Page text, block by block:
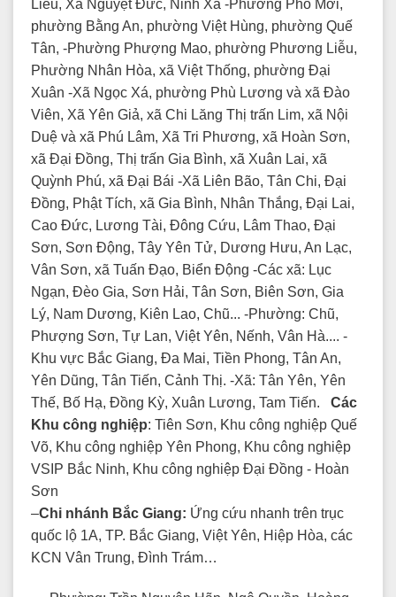
Liễu, Xã Nguyệt Đức, Ninh Xá -Phường Phố Mới,
phường Bằng An, phường Việt Hùng, phường Quế
Tân, -Phường Phượng Mao, phường Phương Liễu,
Phường Nhân Hòa, xã Việt Thống, phường Đại
Xuân -Xã Ngọc Xá, phường Phù Lương và xã Đào
Viên, Xã Yên Giả, xã Chi Lăng Thị trấn Lim, xã Nội
Duệ và xã Phú Lâm, Xã Tri Phương, xã Hoàn Sơn,
xã Đại Đồng, Thị trấn Gia Bình, xã Xuân Lai, xã
Quỳnh Phú, xã Đại Bái -Xã Liên Bão, Tân Chi, Đại
Đồng, Phật Tích, xã Gia Bình, Nhân Thắng, Đại Lai,
Cao Đức, Lương Tài, Đông Cứu, Lâm Thao, Đại
Sơn, Sơn Động, Tây Yên Tử, Dương Hưu, An Lạc,
Vân Sơn, xã Tuấn Đạo, Biển Động -Các xã: Lục
Ngạn, Đèo Gia, Sơn Hải, Tân Sơn, Biên Sơn, Gia
Lý, Nam Dương, Kiên Lao, Chũ... -Phường: Chũ,
Phượng Sơn, Tự Lan, Việt Yên, Nếnh, Vân Hà.... -
Khu vực Bắc Giang, Đa Mai, Tiền Phong, Tân An,
Yên Dũng, Tân Tiến, Cảnh Thị. -Xã: Tân Yên, Yên
Thế, Bố Hạ, Đồng Kỳ, Xuân Lương, Tam Tiến. Các
Khu công nghiệp: Tiên Sơn, Khu công nghiệp Quế
Võ, Khu công nghiệp Yên Phong, Khu công nghiệp
VSIP Bắc Ninh, Khu công nghiệp Đại Đồng - Hoàn
Sơn
–Chi nhánh Bắc Giang: Ứng cứu nhanh trên trục
quốc lộ 1A, TP. Bắc Giang, Việt Yên, Hiệp Hòa, các
KCN Vân Trung, Đình Trám…